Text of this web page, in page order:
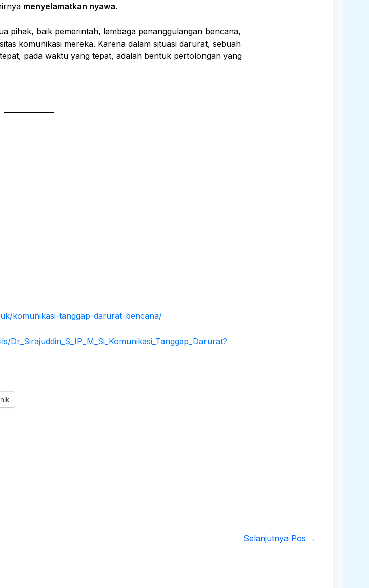
menyelamatkan nyawa.
pihak, baik pemerintah, lembaga penanggulangan bencana,
komunikasi mereka. Karena dalam situasi darurat, sebuah
pada waktu yang tepat, adalah bentuk pertolongan yang
komunikasi-tanggap-darurat-bencana/
Selanjutnya Pos →